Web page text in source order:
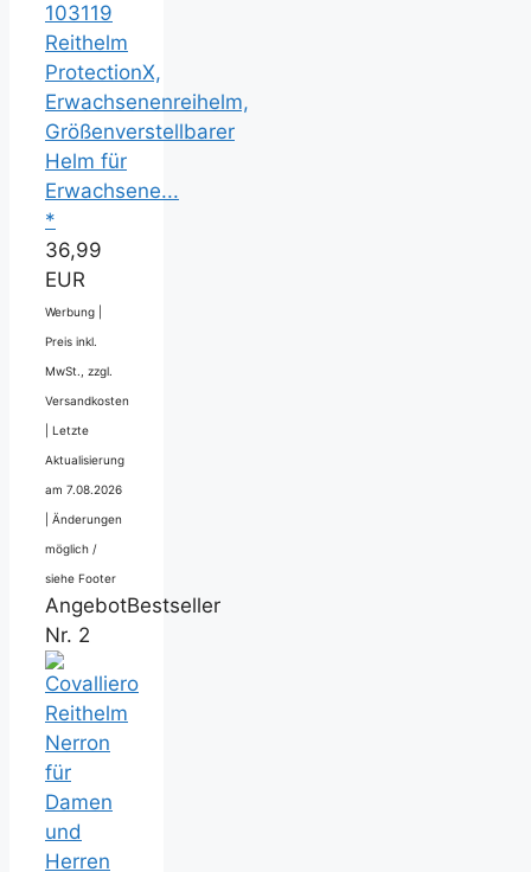
103119
Reithelm
ProtectionX,
Erwachsenenreihelm,
Größenverstellbarer
Helm für
Erwachsene...
*
36,99
EUR
Werbung |
Preis inkl.
MwSt., zzgl.
Versandkosten
Letzte
Aktualisierung
am 7.08.2026
Änderungen
möglich /
siehe Footer
AngebotBestseller
Nr. 2